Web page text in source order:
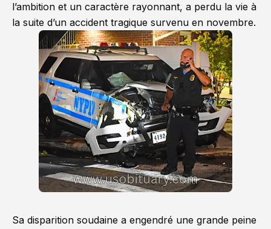
l’ambition et un caractère rayonnant, a perdu la vie à
la suite d’un accident tragique survenu en novembre.
Sa disparition soudaine a engendré une grande peine